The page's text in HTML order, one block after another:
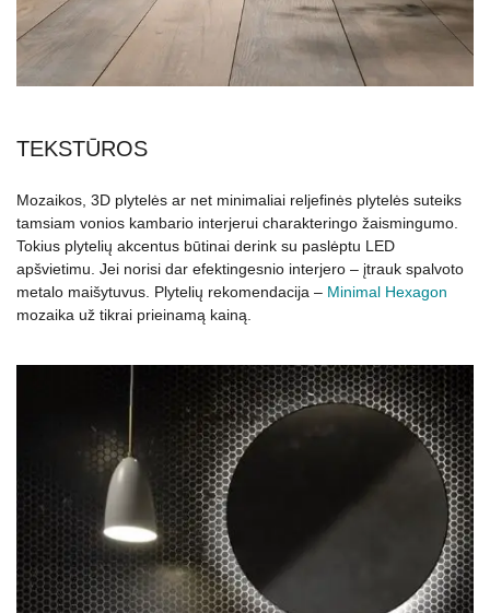
TEKSTŪROS
Mozaikos, 3D plytelės ar net minimaliai reljefinės plytelės suteiks
tamsiam vonios kambario interjerui charakteringo žaismingumo.
Tokius plytelių akcentus būtinai derink su paslėptu LED
apšvietimu. Jei norisi dar efektingesnio interjero – įtrauk spalvoto
metalo maišytuvus. Plytelių rekomendacija – Minimal Hexagon
mozaika už tikrai prieinamą kainą.